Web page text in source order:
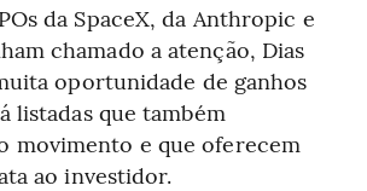
da SpaceX, da Anthropic e
chamado a atenção, Dias
oportunidade de ganhos
listadas que também
movimento e que oferecem
ao investidor.